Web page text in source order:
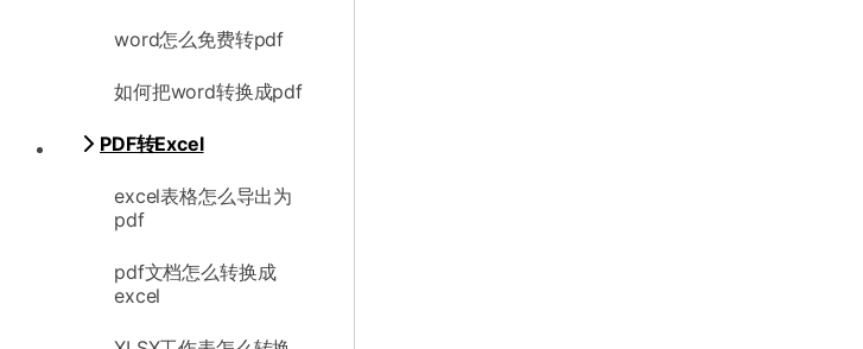
word怎么免费转pdf
如何把word转换成pdf
PDF转Excel
excel表格怎么导出为
pdf
pdf文档怎么转换成
excel